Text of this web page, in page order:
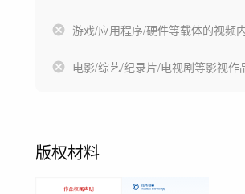
游戏/应用程序/硬件等载体的视频
电影/综艺/纪录片/电视剧等影视作
版权材料